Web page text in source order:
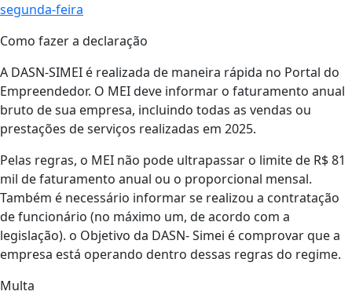
segunda-feira
Como fazer a declaração
A DASN-SIMEI é realizada de maneira rápida no Portal do
Empreendedor. O MEI deve informar o faturamento anual
bruto de sua empresa, incluindo todas as vendas ou
prestações de serviços realizadas em 2025.
Pelas regras, o MEI não pode ultrapassar o limite de R$ 81
mil de faturamento anual ou o proporcional mensal.
Também é necessário informar se realizou a contratação
de funcionário (no máximo um, de acordo com a
legislação). o Objetivo da DASN- Simei é comprovar que a
empresa está operando dentro dessas regras do regime.
Multa